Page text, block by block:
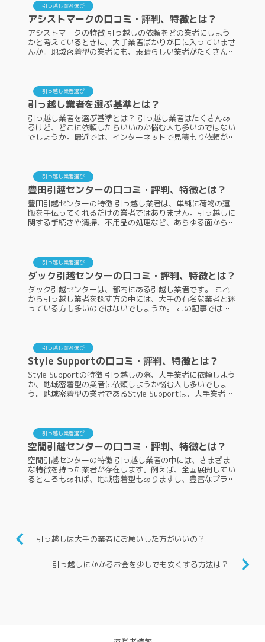
引っ越し業者選び
アシストマークの口コミ・評判、特徴とは？
アシストマークの特徴 引っ越しの依頼をどの業者にしよう
かと考えているときに、大手業者ばかりが目に入っていませ
んか。地域密着型の業者にも、素晴らしい業者がたくさんあ
引っ越し業者選び
引っ越し業者を選ぶ基準とは？
引っ越し業者を選ぶ基準とは？ 引っ越し業者はたくさんあ
るけど、どこに依頼したらいいのか悩む人も多いのではない
でしょうか。最近では、インターネットで見積もり依頼がで
引っ越し業者選び
豊田引越センターの口コミ・評判、特徴とは？
豊田引越センターの特徴 引っ越し業者は、単純に荷物の運
搬を手伝ってくれるだけの業者ではありません。引っ越しに
関する手続きや清掃、不用品の処理など、あらゆる面からサ
引っ越し業者選び
ダック引越センターの口コミ・評判、特徴とは？
ダック引越センターは、都内にある引越し業者です。 これ
から引っ越し業者を探す方の中には、大手の有名な業者と迷
っている方も多いのではないでしょうか。 この記事では、
引っ越し業者選び
Style Supportの口コミ・評判、特徴とは？
Style Supportの特徴 引っ越しの際、大手業者に依頼しよう
か、地域密着型の業者に依頼しようか悩む人も多いでしょ
う。地域密着型の業者であるStyle Supportは、大手業者よ
引っ越し業者選び
空間引越センターの口コミ・評判、特徴とは？
空間引越センターの特徴 引っ越し業者の中には、さまざま
な特徴を持った業者が存在します。例えば、全国展開してい
るところもあれば、地域密着型もありますし、豊富なプラン
引っ越しは大手の業者にお願いした方がいいの？
引っ越しにかかるお金を少しでも安くする方法は？